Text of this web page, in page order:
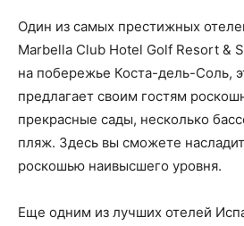
Один из самых престижных
Marbella Club Hotel Golf Resort &
на побережье Коста-дель-Соль,
предлагает своим гостям
прекрасные сады, несколько
пляж. Здесь вы сможете
роскошью наивысшего уровня.
Еще одним из лучших отелей